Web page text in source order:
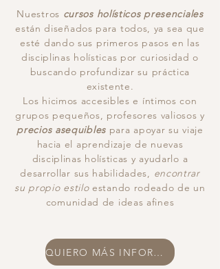
Nuestros cursos holísticos presenciales
están diseñados para todos, ya sea que
esté dando sus primeros pasos en las
disciplinas holísticas por curiosidad o
buscando profundizar su práctica
existente.
Los hicimos accesibles e íntimos con
grupos pequeños, profesores valiosos y
precios asequiblespara apoyar su viaje
hacia el aprendizaje de nuevas
disciplinas holísticas y ayudarlo a
desarrollar sus habilidades, encontrar
su propio estiloestando rodeado de un
comunidad de ideas afines
QUIERO MÁS INFORMACIÓN